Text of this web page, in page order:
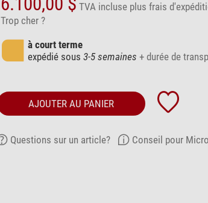
TVA incluse plus frais
Trop cher ?
à court terme
expédié sous 3-5 semaines + durée de
AJOUTER AU PANIER
Questions sur un article? Conseil pour